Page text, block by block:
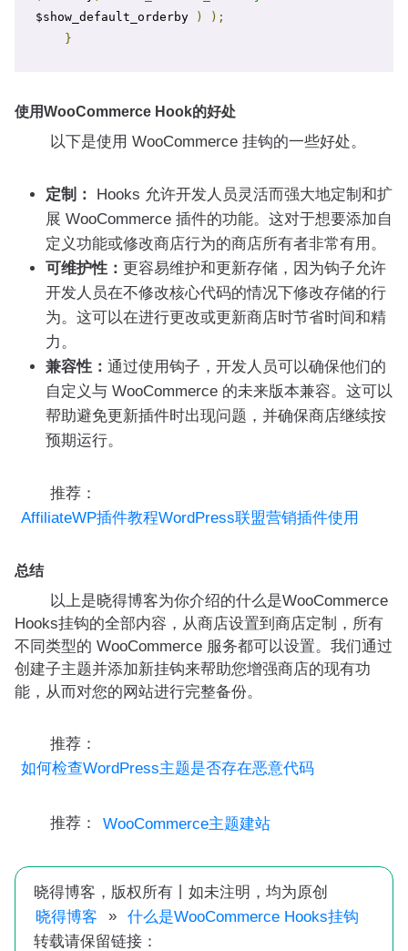
$show_default_orderby
)
);
}
使用WooCommerce Hook的好处
以下是使用 WooCommerce 挂钩的一些好处。
定制：
Hooks 允许开发人员灵活而强大地定制和扩
展 WooCommerce 插件的功能。这对于想要添加自
定义功能或修改商店行为的商店所有者非常有用。
可维护性： 更容易维护和更新存储，因为钩子允许
开发人员在不修改核心代码的情况下修改存储的行
为。这可以在进行更改或更新商店时节省时间和精
力。
兼容性： 通过使用钩子，开发人员可以确保他们的
自定义与 WooCommerce 的未来版本兼容。这可以
帮助避免更新插件时出现问题，并确保商店继续按
预期运行。
推荐：
AffiliateWP插件教程WordPress联盟营销插件使用
总结
以上是晓得博客为你介绍的什么是WooCommerce
Hooks挂钩的全部内容，从商店设置到商店定制，所有
不同类型的 WooCommerce 服务都可以设置。我们通过
创建子主题并添加新挂钩来帮助您增强商店的现有功
能，从而对您的网站进行完整备份。
推荐：
如何检查WordPress主题是否存在恶意代码
推荐： WooCommerce主题建站
晓得博客，版权所有丨如未注明，均为原创
晓得博客
»
什么是WooCommerce Hooks挂钩
转载请保留链接：